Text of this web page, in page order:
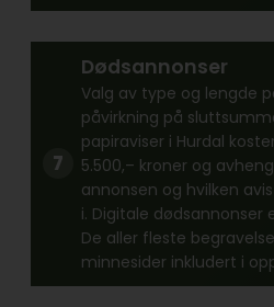
Dødsannonser
Valg av type og lengde
påvirkning på
papiraviser i Hurdal
5.500,– kroner og
annonsen og hvilken
i. Digitale dødsannonser
De aller fleste
minnesider inkludert i